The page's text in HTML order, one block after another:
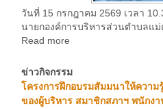
วันที่ 15 กรกฎาคม 2569 เวลา
นายกองค์การบริหารส่วนตำบลแม่
Read more
ข่าวกิจกรรม
โครงการฝึกอบรมสัมมนาให้ควา
ของผู้บริหาร สมาชิกสภาฯ พนักง